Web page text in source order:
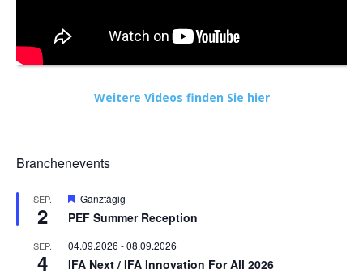
Weitere Videos finden Sie hier
Branchenevents
SEP.
2
Hervorgehoben
Ganztägig
PEF Summer Reception
SEP.
4
04.09.2026 -08.09.2026
IFA Next / IFA Innovation For All 2026